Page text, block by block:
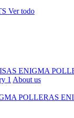
Ver todo
ENIGMA
About us
POLLERAS